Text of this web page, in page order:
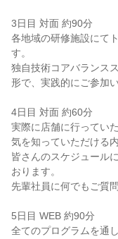
3日目 対面 約90分
各地域の研修施設にて
す。
独自技術コアバランス
形で、実践的にご参加
4日目 対面 約60分
実際に店舗に行ってい
気を知っていただける
皆さんのスケジュール
おります。
先輩社員に何でもご質
5日目 WEB 約90分
全てのプログラムを通